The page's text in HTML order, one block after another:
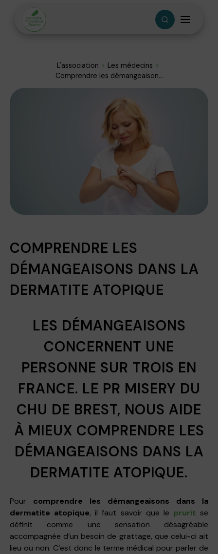
L'association
Les médecins
Comprendre les démangeaison...
COMPRENDRE LES
DÉMANGEAISONS DANS LA
DERMATITE ATOPIQUE
LES DÉMANGEAISONS
CONCERNENT UNE
PERSONNE SUR TROIS EN
FRANCE. LE PR MISERY DU
CHU DE BREST, NOUS AIDE
À MIEUX COMPRENDRE LES
DÉMANGEAISONS DANS LA
DERMATITE ATOPIQUE.
Pour comprendre les démangeaisons dans la
dermatite atopique, il faut savoir que le prurit se
définit comme une sensation désagréable
accompagnée d’un besoin de grattage, que celui-ci ait
lieu ou non. C’est donc le terme médical pour parler de